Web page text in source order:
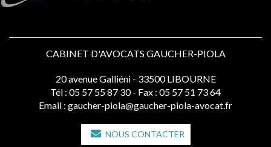
CABINET D'AVOCATS GAUCHER-PIOLA
20 avenue Galliéni - 33500 LIBOURNE
Tél : 05 57 55 87 30 - Fax : 05 57 51 73 64
Email : gaucher-piola@gaucher-piola-avocat.fr
NOUS CONTACTER